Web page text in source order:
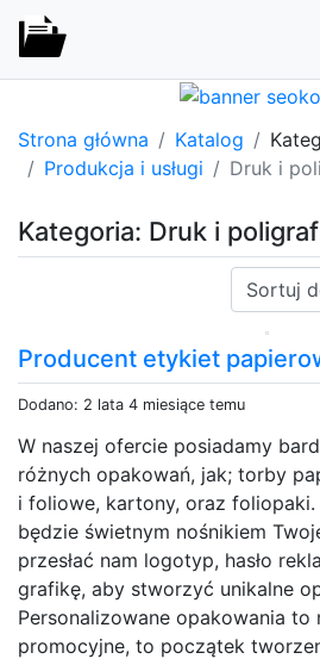
Strona główna Katalog
Produkcja i usługi
Druk i
Kategoria: Druk i
Sortuj:
Producent etykiet
Dodano: 2 lata 4 miesiące temu
W naszej ofercie posiadamy
różnych opakowań, jak; torby
i foliowe, kartony, oraz
będzie świetnym nośnikiem
przesłać nam logotyp, hasło
grafikę, aby stworzyć unikalne
Personalizowane opakowania to
promocyjne, to początek